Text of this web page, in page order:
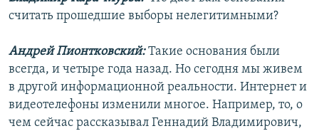
считать прошедшие выборы нелегитимными?
Андрей Пионтковский:Такие основания были
всегда, и четыре года назад. Но сегодня мы живем
в другой информационной реальности. Интернет и
видеотелефоны изменили многое. Например, то, о
чем сейчас рассказывал Геннадий Владимирович,